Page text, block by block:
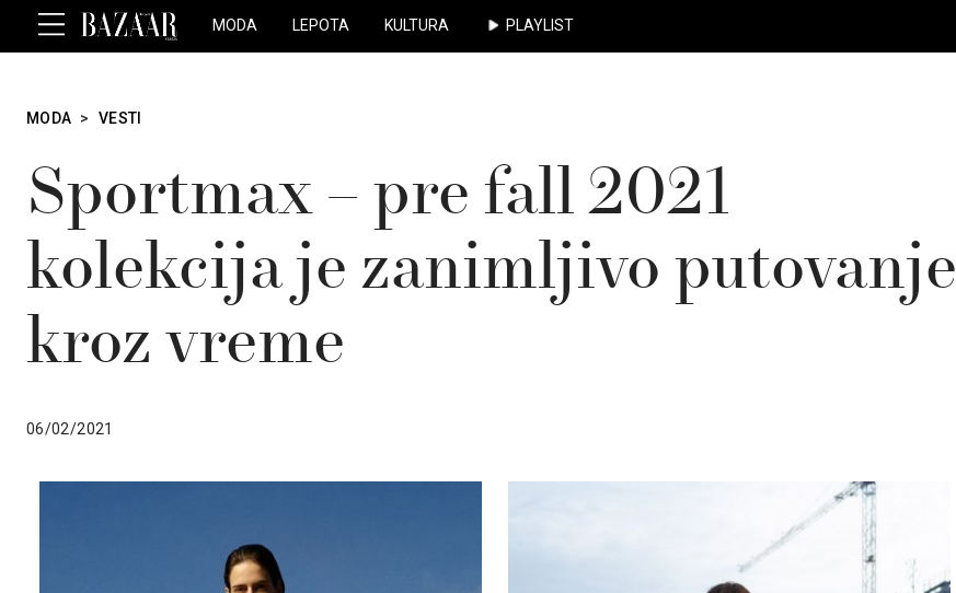
MODA LEPOTA KULTURA PLAYLIST
MODA > VESTI
Sportmax – pre fall 2021
kolekcija je zanimljivo putovanje
kroz vreme
06/02/2021